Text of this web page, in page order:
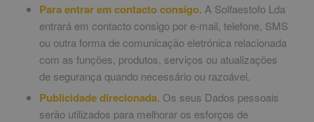
Para entrar em contacto consigo. A Solfaestofo Lda
entrará em contacto consigo por e-mail, telefone, SMS
ou outra forma de comunicação eletrónica relacionada
com as funções, produtos, serviços ou atualizações
de segurança quando necessário ou razoável.
Publicidade direcionada. Os seus Dados pessoais
serão utilizados para melhorar os esforços de